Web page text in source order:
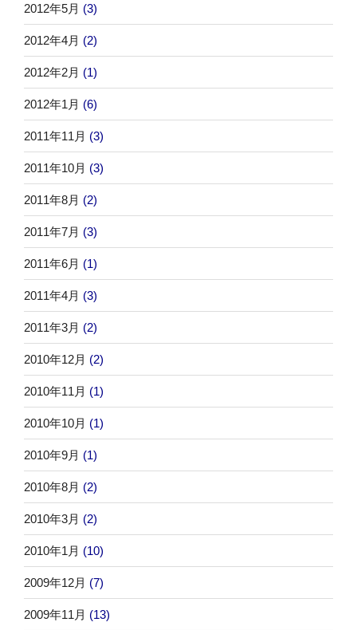
2012年5月 (3)
2012年4月 (2)
2012年2月 (1)
2012年1月 (6)
2011年11月 (3)
2011年10月 (3)
2011年8月 (2)
2011年7月 (3)
2011年6月 (1)
2011年4月 (3)
2011年3月 (2)
2010年12月 (2)
2010年11月 (1)
2010年10月 (1)
2010年9月 (1)
2010年8月 (2)
2010年3月 (2)
2010年1月 (10)
2009年12月 (7)
2009年11月 (13)